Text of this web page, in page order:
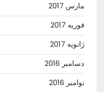
مارس 2017
فوریه 2017
ژانویه 2017
دسامبر 2016
نوامبر 2016